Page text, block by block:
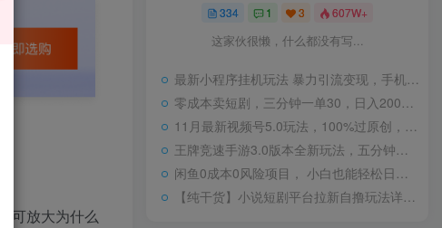
可放大为什么
334 1 3 607W+
这家伙很懒，什么都没有写...
最新小程序挂机玩法 暴力引流变现，手机操作日入900+，操作简单，当天见收益
零成本卖短剧，三分钟一单30，日入2000＋，一部手机操作即可（附全网短剧资源）
11月最新视频号5.0玩法，100%过原创，小白轻松月入5位数
王牌竞速手游3.0版本全新玩法，五分钟单个视频600+，变现简单，日入1500+，来就搞钱！
闲鱼0成本0风险项目， 小白也能轻松日入1000+简单易上手
【纯干货】小说短剧平台拉新自撸玩法详解-单人轻松日入500+